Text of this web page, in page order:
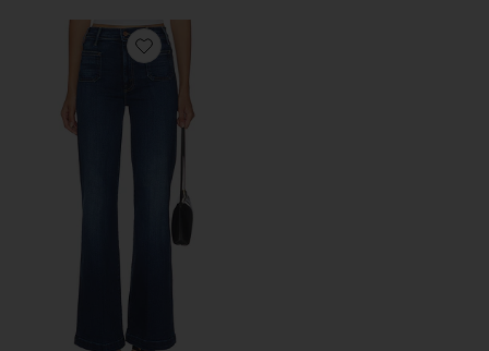
Favorite LIL HUSTLER ROLLER PATCH POCKET